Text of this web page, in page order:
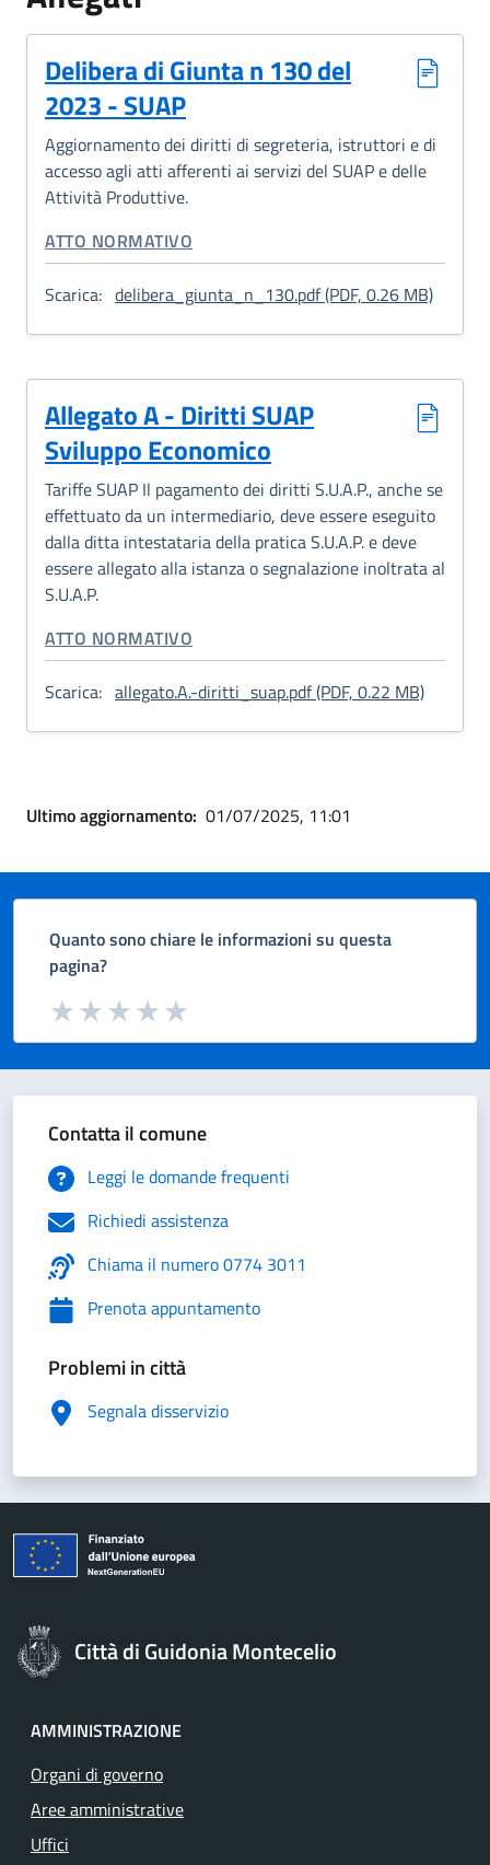
Delibera di Giunta n 130 del
2023 - SUAP
Aggiornamento dei diritti di segreteria, istruttori e di
accesso agli atti afferenti ai servizi del SUAP e delle
Attività Produttive.
CATEGORIA CORRELATA:
ATTO NORMATIVO
Scarica: delibera_giunta_n_130.pdf (PDF, 0.26 MB):
Allegato A - Diritti SUAP
Sviluppo Economico
Tariffe SUAP Il pagamento dei diritti S.U.A.P., anche se
effettuato da un intermediario, deve essere eseguito
dalla ditta intestataria della pratica S.U.A.P. e deve
essere allegato alla istanza o segnalazione inoltrata al
S.U.A.P.
CATEGORIA CORRELATA:
ATTO NORMATIVO
Scarica: allegato.A.-diritti_suap.pdf (PDF, 0.22 MB):
Ultimo aggiornamento: 01/07/2025, 11:01
Quanto sono chiare le informazioni su questa
pagina?
Valuta da 1 a 5 stelle la pagina
Valuta 5 stelle su 5
Valuta 4 stelle su 5
Valuta 3 stelle su 5
Valuta 2 stelle su 5
Valuta 1 stelle su 5
Contatta il comune
Leggi le domande frequenti
Richiedi assistenza
Chiama il numero 0774 3011
Prenota appuntamento
Problemi in città
Segnala disservizio
Città di Guidonia Montecelio
AMMINISTRAZIONE
Organi di governo
Aree amministrative
Uffici